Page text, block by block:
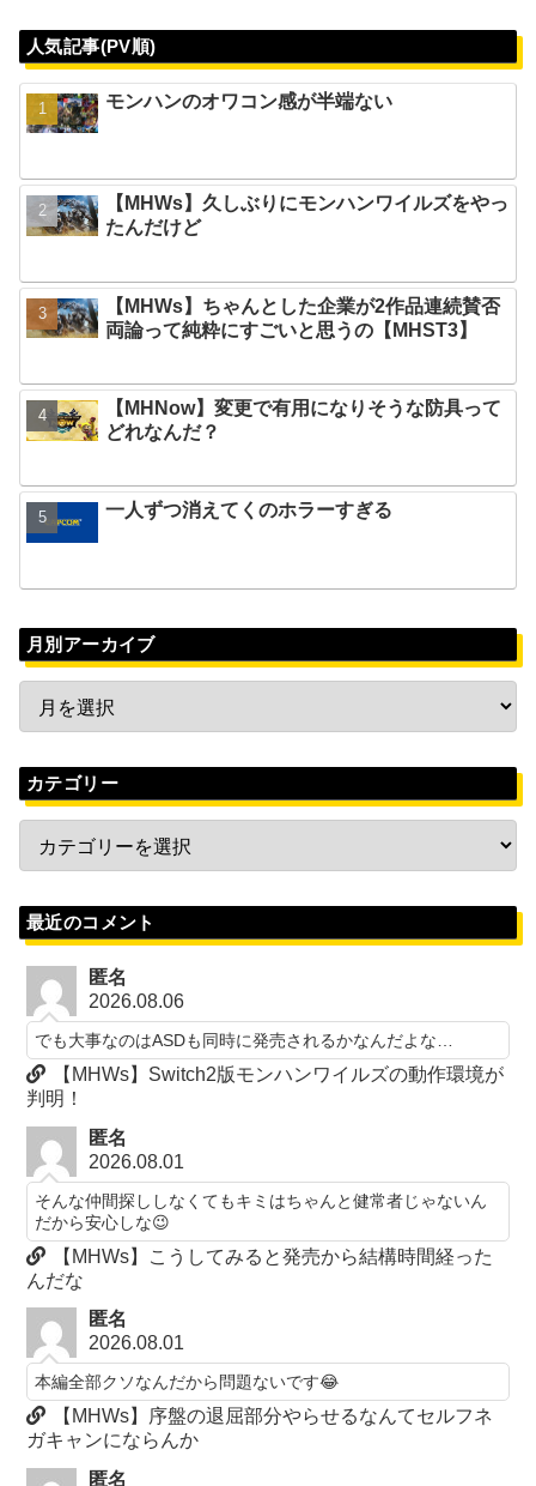
人気記事(PV順)
モンハンのオワコン感が半端ない
【MHWs】久しぶりにモンハンワイルズをやっ
たんだけど
【MHWs】ちゃんとした企業が2作品連続賛否
両論って純粋にすごいと思うの【MHST3】
【MHNow】変更で有用になりそうな防具って
どれなんだ？
一人ずつ消えてくのホラーすぎる
月別アーカイブ
カテゴリー
最近のコメント
匿名
2026.08.06
でも大事なのはASDも同時に発売されるかなんだよな…
【MHWs】Switch2版モンハンワイルズの動作環境が
判明！
匿名
2026.08.01
そんな仲間探ししなくてもキミはちゃんと健常者じゃないん
だから安心しな😉
【MHWs】こうしてみると発売から結構時間経った
んだな
匿名
2026.08.01
本編全部クソなんだから問題ないです😂
【MHWs】序盤の退屈部分やらせるなんてセルフネ
ガキャンにならんか
匿名